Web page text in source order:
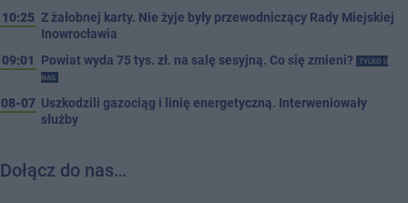
10:25 Z żałobnej karty. Nie żyje były przewodniczący Rady Miejskiej
Inowrocławia
09:01
Powiat wyda 75 tys. zł. na salę sesyjną. Co się zmieni?
TYLKO U
NAS
08-07 Uszkodzili gazociąg i linię energetyczną. Interweniowały
służby
Dołącz do nas…